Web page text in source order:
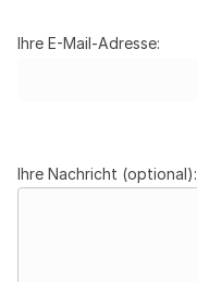
Ihre E-Mail-Adresse:
Ihre Nachricht (optional):